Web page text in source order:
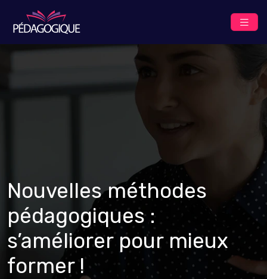
Nouvelles méthodes
pédagogiques :
s’améliorer pour mieux
former !